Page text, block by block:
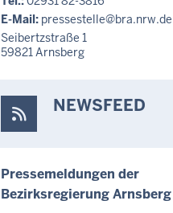
E-Mail: pressestelle@bra.nrw.de
Seibertzstraße 1
59821Arnsberg
NEWSFEED
Pressemeldungen der
Bezirksregierung Arnsberg